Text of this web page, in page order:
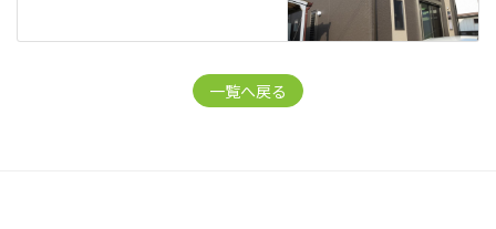
一覧へ戻る